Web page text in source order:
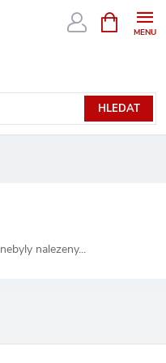
HLEDAT
NÁKUPNÍ
KOŠÍK
nebyly nalezeny...